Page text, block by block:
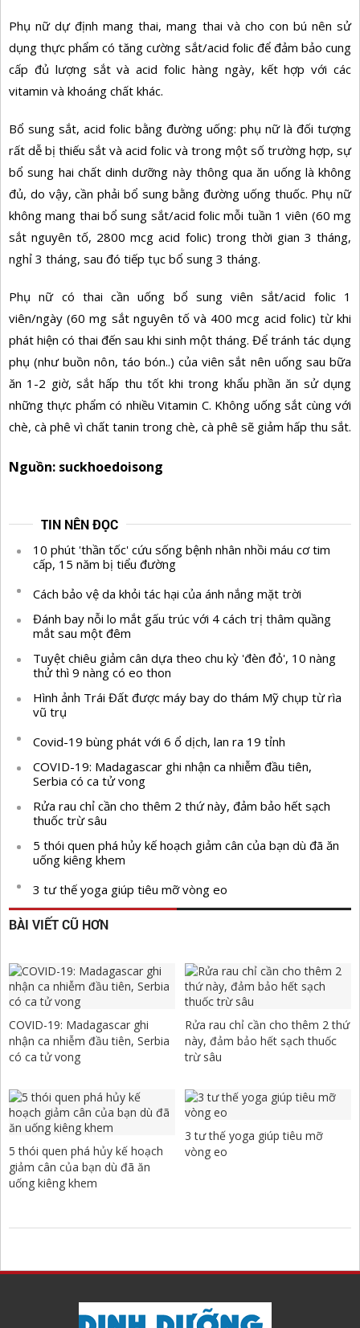
Phụ nữ dự định mang thai, mang thai và cho con bú nên sử
dụng thực phẩm có tăng cường sắt/acid folic để đảm bảo cung
cấp đủ lượng sắt và acid folic hàng ngày, kết hợp với các
vitamin và khoáng chất khác.
Bổ sung sắt, acid folic bằng đường uống: phụ nữ là đối tượng
rất dễ bị thiếu sắt và acid folic và trong một số trường hợp, sự
bổ sung hai chất dinh dưỡng này thông qua ăn uống là không
đủ, do vậy, cần phải bổ sung bằng đường uống thuốc. Phụ nữ
không mang thai bổ sung sắt/acid folic mỗi tuần 1 viên (60 mg
sắt nguyên tố, 2800 mcg acid folic) trong thời gian 3 tháng,
nghỉ 3 tháng, sau đó tiếp tục bổ sung 3 tháng.
Phụ nữ có thai cần uống bổ sung viên sắt/acid folic 1
viên/ngày (60 mg sắt nguyên tố và 400 mcg acid folic) từ khi
phát hiện có thai đến sau khi sinh một tháng. Để tránh tác dụng
phụ (như buồn nôn, táo bón..) của viên sắt nên uống sau bữa
ăn 1-2 giờ, sắt hấp thu tốt khi trong khẩu phần ăn sử dụng
những thực phẩm có nhiều Vitamin C. Không uống sắt cùng với
chè, cà phê vì chất tanin trong chè, cà phê sẽ giảm hấp thu sắt.
Nguồn: suckhoedoisong
TIN NÊN ĐỌC
10 phút 'thần tốc' cứu sống bệnh nhân nhồi máu cơ tim
cấp, 15 năm bị tiểu đường
Cách bảo vệ da khỏi tác hại của ánh nắng mặt trời
Đánh bay nỗi lo mắt gấu trúc với 4 cách trị thâm quầng
mắt sau một đêm
Tuyệt chiêu giảm cân dựa theo chu kỳ 'đèn đỏ', 10 nàng
thử thì 9 nàng có eo thon
Hình ảnh Trái Đất được máy bay do thám Mỹ chụp từ rìa
vũ trụ
Covid-19 bùng phát với 6 ổ dịch, lan ra 19 tỉnh
COVID-19: Madagascar ghi nhận ca nhiễm đầu tiên,
Serbia có ca tử vong
Rửa rau chỉ cần cho thêm 2 thứ này, đảm bảo hết sạch
thuốc trừ sâu
5 thói quen phá hủy kế hoạch giảm cân của bạn dù đã ăn
uống kiêng khem
3 tư thế yoga giúp tiêu mỡ vòng eo
BÀI VIẾT CŨ HƠN
COVID-19: Madagascar ghi
nhận ca nhiễm đầu tiên, Serbia
có ca tử vong
Rửa rau chỉ cần cho thêm 2 thứ
này, đảm bảo hết sạch thuốc
trừ sâu
5 thói quen phá hủy kế hoạch
giảm cân của bạn dù đã ăn
uống kiêng khem
3 tư thế yoga giúp tiêu mỡ
vòng eo